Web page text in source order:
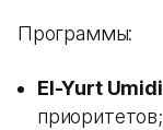
Программы:
El-Yurt Umidi
приоритетов;